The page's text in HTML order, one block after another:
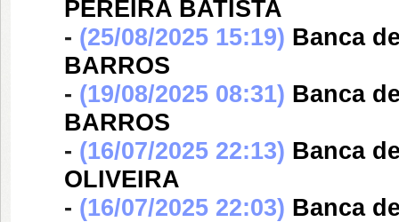
PEREIRA BATISTA
- (25/08/2025 15:19) Banca
BARROS
- (19/08/2025 08:31) Banca
BARROS
- (16/07/2025 22:13) Banca
OLIVEIRA
- (16/07/2025 22:03) Banca